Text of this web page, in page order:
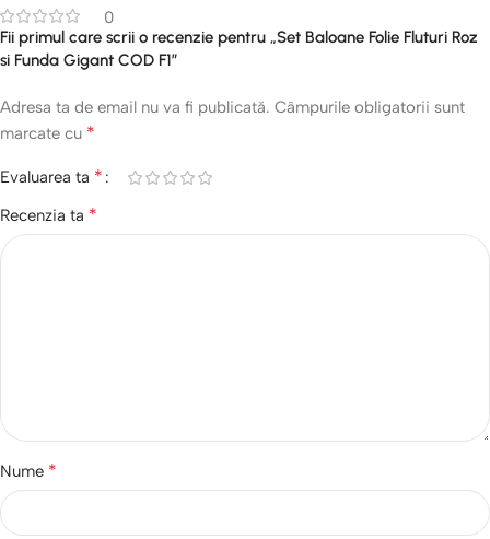
0
Fii primul care scrii o recenzie pentru „Set Baloane Folie Fluturi Roz
si Funda Gigant COD F1”
Adresa ta de email nu va fi publicată. Câmpurile obligatorii sunt
marcate cu *
Evaluarea ta *
Recenzia ta *
Nume *